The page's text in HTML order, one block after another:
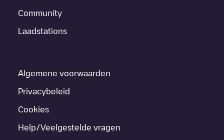
Community
Laadstations
Algemene voorwaarden
Privacybeleid
Cookies
Help/Veelgestelde vragen